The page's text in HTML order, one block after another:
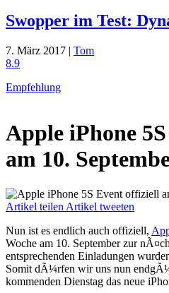
Swopper im Test:
7. März 2017 | Tom
8.9
Empfehlung
Apple iPhone
am 10.
Artikel teilen Artikel tweeten
Nun ist es endlich auch offiziell,
Woche am 10. September zur
entsprechenden Einladungen
Somit dÃ¼rfen wir uns nun
kommenden Dienstag das neue